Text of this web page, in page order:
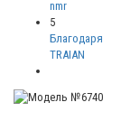
nmr
5
Благодаря
TRAIAN